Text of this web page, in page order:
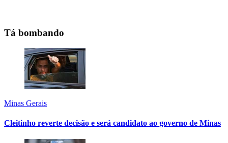
Tá bombando
Minas Gerais
Cleitinho reverte decisão e será candidato ao governo de Minas